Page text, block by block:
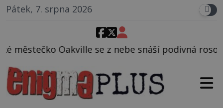
Pátek, 7. srpna 2026
z nebe snáší podivná rosolovitá látka